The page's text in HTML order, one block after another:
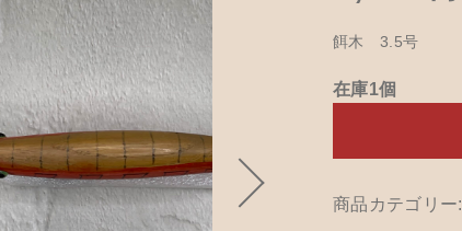
餌木 3.5号
在庫1個
商品カテゴリー:
D-20) 3.5号 ダークオーク×オレンジ
木工ペッ
カトラリー
在庫あり